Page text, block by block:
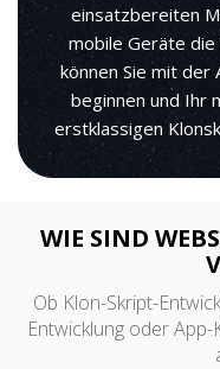
einsatzbereiten
mobile Geräte
können Sie mit der
beginnen und Ihr
erstklassigen
WIE SIND
Ob Klon-Skript-
Entwicklung oder